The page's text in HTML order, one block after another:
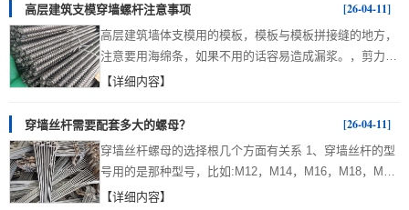
高层建筑支模穿墙螺杆注意事项 [26-04-11]
高层建筑墙体支模用的模板，模板与模板拼接缝的地方，
注意要用海绵条，如果不用的话容易造成漏浆。，剪力墙
短方向水平横管注意加固。剪力墙钢筋需采用预制混凝土
强。在建筑工程使用中，对模板进行加强我们分竖向和横
双钢管背管。钢管布局，先采用200mm，再采用
500mm。 三段式止水螺杆实际是构成是从外杆、内杆和
音响喇叭头三个一部分构成的，外杆和音响喇叭头全是能
【详细内容】
穿墙丝杆需要配套多大的螺母？ [26-04-11]
穿墙丝杆螺母的选择根几个方面有关系 1、穿墙丝杆的型
号用的是那种型号，比如:M12，M14，M16，M18，M20
等，不同型号的穿墙丝杆配套的螺母孔是不一样的，是根
【详细内容】